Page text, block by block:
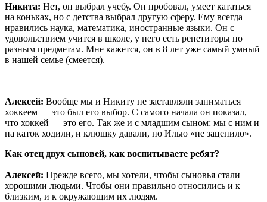
Никита: Нет, он выбрал учебу. Он пробовал, умеет кататься
на коньках, но с детства выбрал другую сферу. Ему всегда
нравились наука, математика, иностранные языки. Он с
удовольствием учится в школе, у него есть репетиторы по
разным предметам. Мне кажется, он в 8 лет уже самый умный
в нашей семье (смеется).
Алексей: Вообще мы и Никиту не заставляли заниматься
хоккеем — это был его выбор. С самого начала он показал,
что хоккей — это его. Так же и с младшим сыном: мы с ним и
на каток ходили, и клюшку давали, но Илью «не зацепило».
Как отец двух сыновей, как воспитываете ребят?
Алексей: Прежде всего, мы хотели, чтобы сыновья стали
хорошими людьми. Чтобы они правильно относились и к
близким, и к окружающим их людям.